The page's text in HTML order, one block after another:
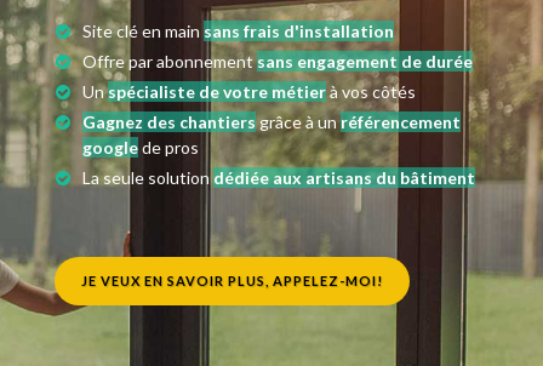
Site clé en main sans frais d'installation
Offre par abonnementsans engagement de durée
Unspécialiste de votre métierà vos côtés
Gagnez des chantiersgrâce à unréférencement
googlede pros
La seule solution dédiée aux artisans du bâtiment
JE VEUX EN SAVOIR PLUS, APPELEZ-MOI!